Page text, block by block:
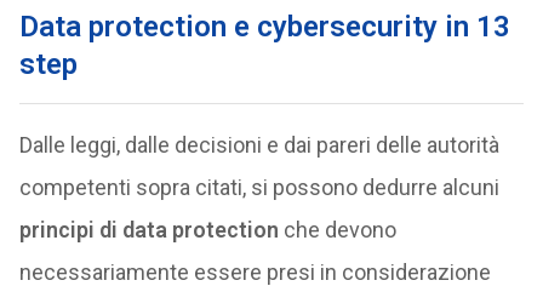
Data protection e cybersecurity in 13
step
Dalle leggi, dalle decisioni e dai pareri delle autorità
competenti sopra citati, si possono dedurre alcuni
principi di data protection che devono
necessariamente essere presi in considerazione